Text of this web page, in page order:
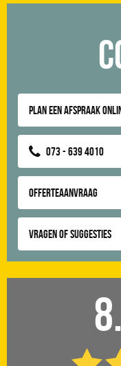
Plan een afspraak
073 - 639 4010
Offerteaanvraag
Vragen of suggesties